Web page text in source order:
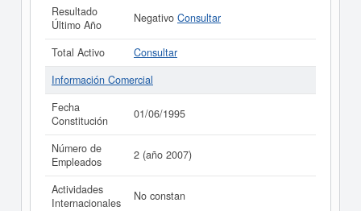
Resultado
Último Año
Negativo Consultar
Total Activo
Consultar
Información Comercial
Fecha
Constitución
01/06/1995
Número de
Empleados
2 (año 2007)
Actividades
Internacionales
No constan